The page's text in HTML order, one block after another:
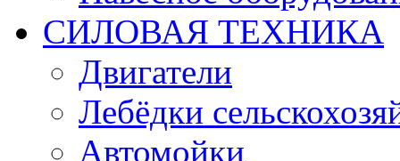
СИЛОВАЯ ТЕХНИКА
Двигатели
Лебёдки
Автомойки